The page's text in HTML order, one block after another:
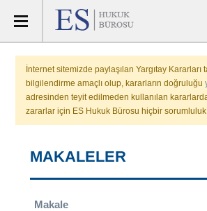
İnternet sitemizde paylaşılan Yargıtay Kararları
bilgilendirme amaçlı olup, kararların doğruluğu
adresinden teyit edilmeden kullanılan
zararlar için ES Hukuk Bürosu hiçbir
MAKALELER
Makale